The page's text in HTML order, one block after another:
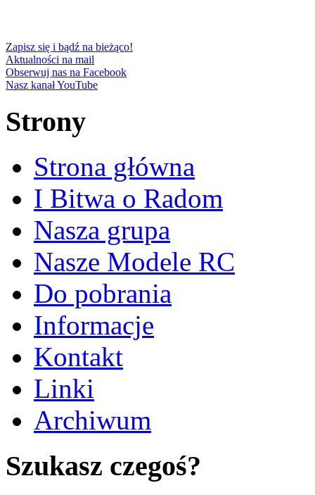
Zapisz się i bądź na bieżąco!
Aktualności na mail
Obserwuj nas na Facebook
Nasz kanał YouTube
Strony
Strona główna
I Bitwa o Radom
Nasza grupa
Nasze Modele RC
Do pobrania
Informacje
Kontakt
Linki
Archiwum
Szukasz czegoś?